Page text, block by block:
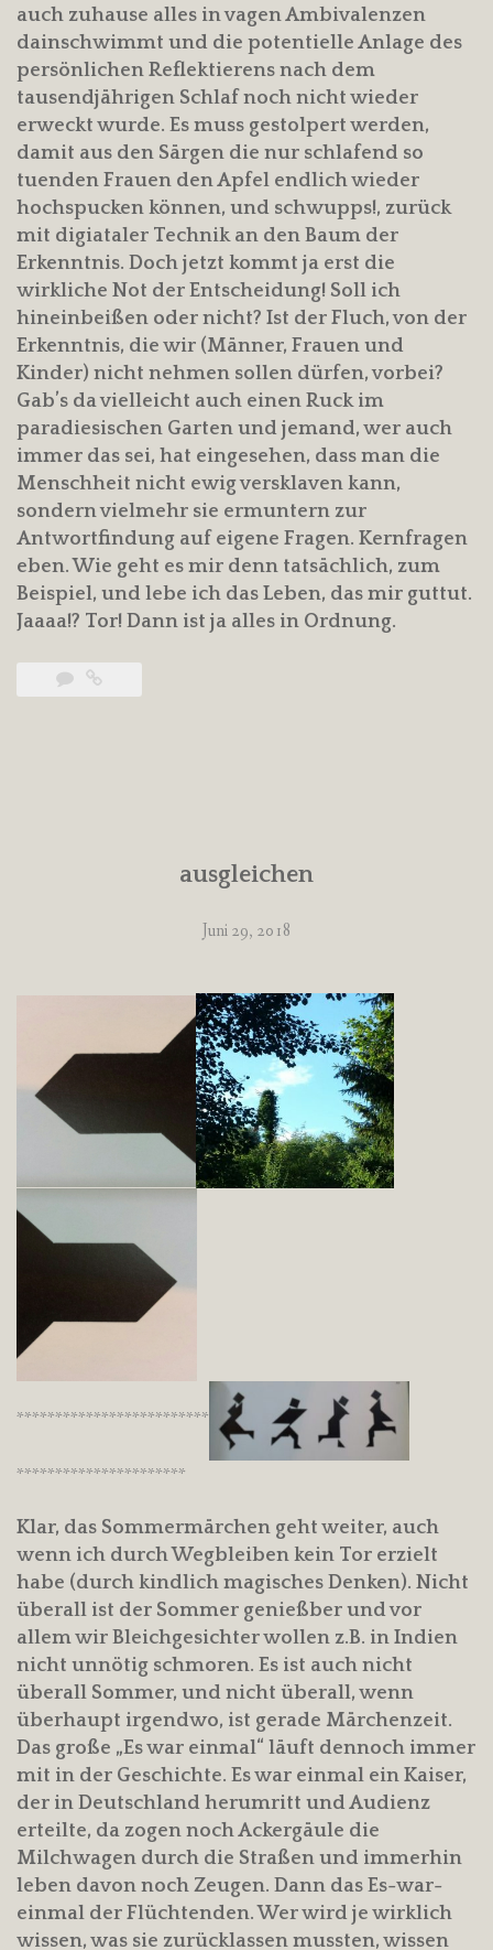
auch zuhause alles in vagen Ambivalenzen
dainschwimmt und die potentielle Anlage des
persönlichen Reflektierens nach dem
tausendjährigen Schlaf noch nicht wieder
erweckt wurde. Es muss gestolpert werden,
damit aus den Särgen die nur schlafend so
tuenden Frauen den Apfel endlich wieder
hochspucken können, und schwupps!, zurück
mit digiataler Technik an den Baum der
Erkenntnis. Doch jetzt kommt ja erst die
wirkliche Not der Entscheidung! Soll ich
hineinbeißen oder nicht? Ist der Fluch, von der
Erkenntnis, die wir (Männer, Frauen und
Kinder) nicht nehmen sollen dürfen, vorbei?
Gab’s da vielleicht auch einen Ruck im
paradiesischen Garten und jemand, wer auch
immer das sei, hat eingesehen, dass man die
Menschheit nicht ewig versklaven kann,
sondern vielmehr sie ermuntern zur
Antwortfindung auf eigene Fragen. Kernfragen
eben. Wie geht es mir denn tatsächlich, zum
Beispiel, und lebe ich das Leben, das mir guttut.
Jaaaa!? Tor! Dann ist ja alles in Ordnung.
ausgleichen
Juni 29, 2018
*************************
**********************
Klar, das Sommermärchen geht weiter, auch
wenn ich durch Wegbleiben kein Tor erzielt
habe (durch kindlich magisches Denken). Nicht
überall ist der Sommer genießber und vor
allem wir Bleichgesichter wollen z.B. in Indien
nicht unnötig schmoren. Es ist auch nicht
überall Sommer, und nicht überall, wenn
überhaupt irgendwo, ist gerade Märchenzeit.
Das große „Es war einmal“ läuft dennoch immer
mit in der Geschichte. Es war einmal ein Kaiser,
der in Deutschland herumritt und Audienz
erteilte, da zogen noch Ackergäule die
Milchwagen durch die Straßen und immerhin
leben davon noch Zeugen. Dann das Es-war-
einmal der Flüchtenden. Wer wird je wirklich
wissen, was sie zurücklassen mussten, wissen